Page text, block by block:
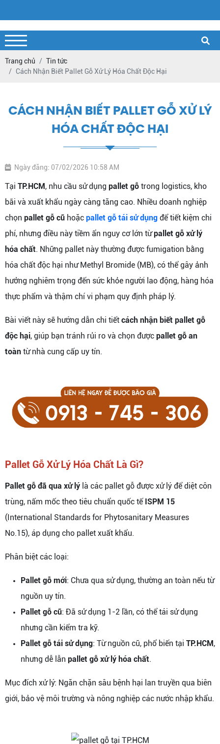
Trang chủ
Tin tức
Cách Nhận Biết Pallet Gỗ Xử Lý Hóa Chất Độc Hại
CÁCH NHẬN BIẾT PALLET GỖ XỬ LÝ
HÓA CHẤT ĐỘC HẠI
Ngày đăng: 07/02/2026 10:58 AM
Tại TP.HCM, nhu cầu sử dụng pallet gỗ trong logistics, kho
bãi và xuất khẩu ngày càng tăng cao. Nhiều doanh nghiệp
chọn pallet gỗ cũ hoặc pallet gỗ tái sử dụng để tiết kiệm chi
phí, nhưng điều này tiềm ẩn nguy cơ lớn từpallet gỗ xử lý
hóa chất. Những pallet này thường được fumigation bằng
hóa chất độc hại như Methyl Bromide (MB), có thể gây ảnh
hưởng nghiêm trọng đến sức khỏe người lao động, hàng hóa
thực phẩm và thậm chí vi phạm quy định pháp lý.
Bài viết này sẽ hướng dẫn chi tiết cách nhận biết pallet gỗ
độc hại, giúp bạn tránh rủi ro và chọn được pallet gỗ an
toàn từ nhà cung cấp uy tín.
Pallet Gỗ Xử Lý Hóa Chất Là Gì?
Pallet gỗ đã qua xử lý là các pallet gỗ được xử lý để diệt côn
trùng, nấm mốc theo tiêu chuẩn quốc tế ISPM 15
(International Standards for Phytosanitary Measures
No.15), áp dụng cho pallet xuất khẩu.
Phân biệt các loại:
Pallet gỗ mới: Chưa qua sử dụng, thường an toàn nếu từ
nguồn uy tín.
Pallet gỗ cũ: Đã sử dụng 1-2 lần, có thể tái sử dụng
nhưng cần kiểm tra kỹ.
Pallet gỗ tái sử dụng: Từ nguồn cũ, phổ biến tại TP.HCM,
nhưng dễ lẫn pallet gỗ xử lý hóa chất.
Mục đích xử lý: Ngăn chặn sâu bệnh hại lan truyền qua biên
giới, bảo vệ môi trường và nông nghiệp các nước nhập khẩu.